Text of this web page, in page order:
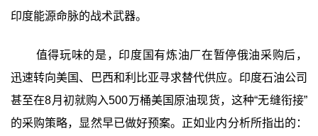
印度能源命脉的战术武器。
值得玩味的是，印度国有炼油厂在暂停俄油采购后，
迅速转向美国、巴西和利比亚寻求替代供应。印度石油公司
甚至在8月初就购入500万桶美国原油现货，这种“无缝衔接”
的采购策略，显然早已做好预案。正如业内分析所指出的：